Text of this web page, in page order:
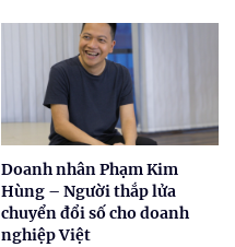
Doanh nhân Phạm Kim
Hùng – Người thắp lửa
chuyển đổi số cho doanh
nghiệp Việt